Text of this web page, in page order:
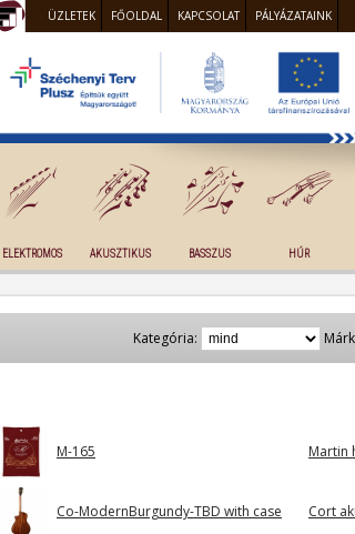
ÜZLETEK FŐOLDAL KAPCSOLAT PÁLYÁZATAINK
ELEKTROMOS AKUSZTIKUS BASSZUS HÚR
Kategória:
M-165 Martin
Co-ModernBurgundy-TBD with case Cort